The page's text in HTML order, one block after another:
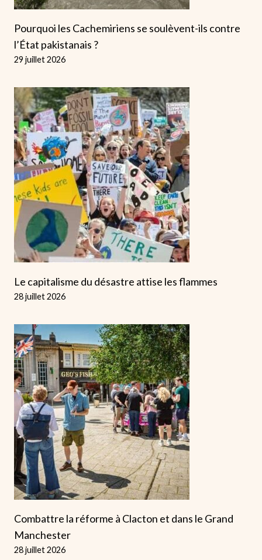
Pourquoi les Cachemiriens se soulèvent-ils contre
l’État pakistanais ?
29 juillet 2026
Le capitalisme du désastre attise les flammes
28 juillet 2026
Combattre la réforme à Clacton et dans le Grand
Manchester
28 juillet 2026